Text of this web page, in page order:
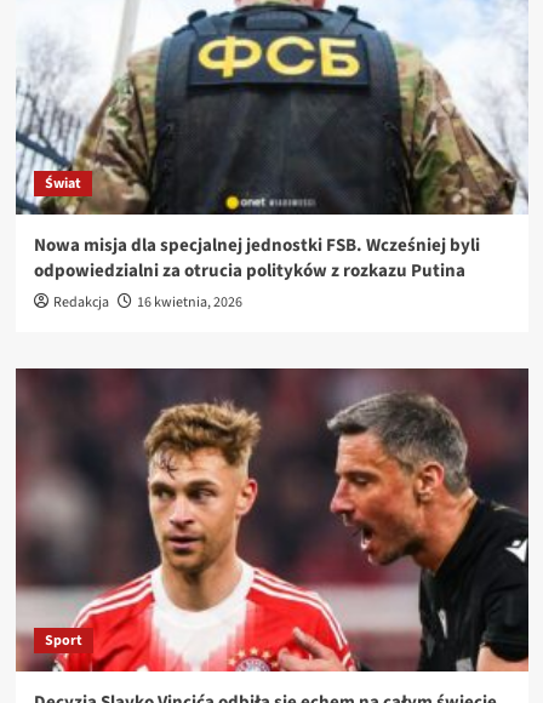
Świat
Nowa misja dla specjalnej jednostki FSB. Wcześniej byli
odpowiedzialni za otrucia polityków z rozkazu Putina
Redakcja 16 kwietnia, 2026
Sport